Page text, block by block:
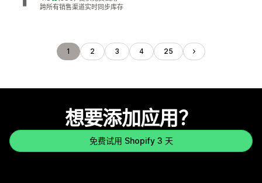
总共 390 条评论
跨所有销售渠道实时同步库存
1 2 3 4 25
想要添加应用？
免费试用 Shopify 3 天